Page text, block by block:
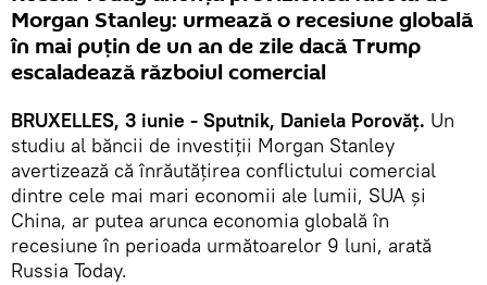
Morgan Stanley: urmează o recesiune globală
în mai puțin de un an de zile dacă Trump
escaladează războiul comercial
BRUXELLES, 3 iunie - Sputnik, Daniela Porovăț. Un
studiu al băncii de investiții Morgan Stanley
avertizează că înrăutățirea conflictului comercial
dintre cele mai mari economii ale lumii, SUA și
China, ar putea arunca economia globală în
recesiune în perioada următoarelor 9 luni, arată
Russia Today.